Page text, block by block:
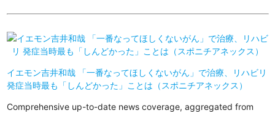
イエモン吉井和哉 「一番なってほしくないがん」で治療、リハビリ
発症当時最も「しんどかった」ことは（スポニチアネックス）
Comprehensive up-to-date news coverage, aggregated from